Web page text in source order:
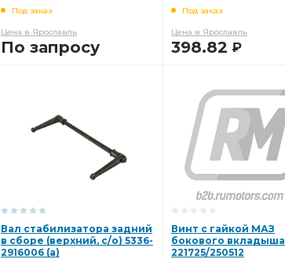
Под заказ
Цена в Ярославль
По запросу
Под заказ
Цена в Ярославль
398.82 Р
Вал стабилизатора задний
в сборе (верхний, с/о) 5336-
2916006 (а)
Винт с гайкой МАЗ
бокового вкладыша
221725/250512